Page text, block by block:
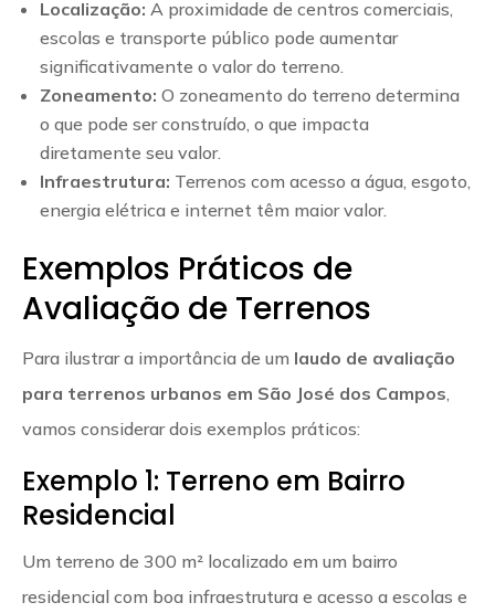
Localização: A proximidade de centros comerciais,
escolas e transporte público pode aumentar
significativamente o valor do terreno.
Zoneamento: O zoneamento do terreno determina
o que pode ser construído, o que impacta
diretamente seu valor.
Infraestrutura: Terrenos com acesso a água, esgoto,
energia elétrica e internet têm maior valor.
Exemplos Práticos de
Avaliação de Terrenos
Para ilustrar a importância de um laudo de avaliação
para terrenos urbanos em São José dos Campos
vamos considerar dois exemplos práticos:
Exemplo 1: Terreno em Bairro
Residencial
Um terreno de 300 m² localizado em um bairro
residencial com boa infraestrutura e acesso a escolas e